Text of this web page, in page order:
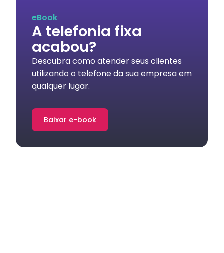
eBook
A telefonia fixa
acabou?
Descubra como atender seus clientes
utilizando o telefone da sua empresa em
qualquer lugar.
Baixar e-book